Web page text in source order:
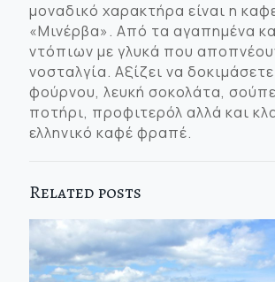
μοναδικό χαρακτήρα είναι η
«Μινέρβα». Από τα αγαπημένα
ντόπιων με γλυκά που
νοσταλγία. Αξίζει να
φούρνου, λευκή σοκολάτα,
ποτήρι, προφιτερόλ αλλά και
ελληνικό καφέ φραπέ.
Related posts